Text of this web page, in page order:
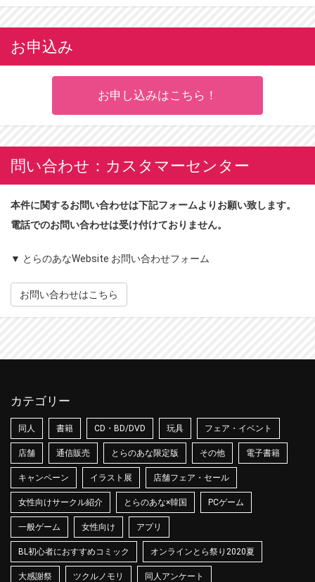
お申込み
お申し込みはこちら！
問い合わせ：カスタマーセンター
本件に関するお問い合わせは下記フォームよりお願い致します。
電話でのお問い合わせは受け付けておりません。
▼ とらのあなWebsite お問い合わせフォーム
お問い合わせはこちら
カテゴリー
同人 書籍 CD・BD/DVD 玩具 フェア・イベント
店舗 通信販売 とらのあな限定版 その他 電子書籍
キャンペーン イラスト展 店舗フェア・セール
女性向けサークル紹介 とらのあな×韓国 PCゲーム
一般ゲーム 女性向け アプリ
BL初心者におすすめコミック オンラインとら祭り2020夏
大感謝祭 ツクルノモリ 同人アンケート